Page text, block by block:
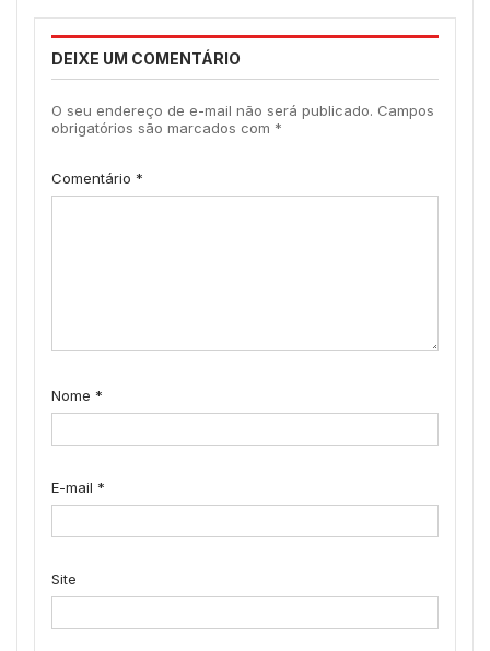
DEIXE UM COMENTÁRIO
O seu endereço de e-mail não será publicado. Campos
obrigatórios são marcados com *
Comentário *
Nome *
E-mail *
Site